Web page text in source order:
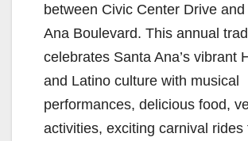
between Civic Center Drive and
Ana Boulevard. This annual
celebrates Santa Ana’s vibrant
and Latino culture with musical
performances, delicious food,
activities, exciting carnival rides